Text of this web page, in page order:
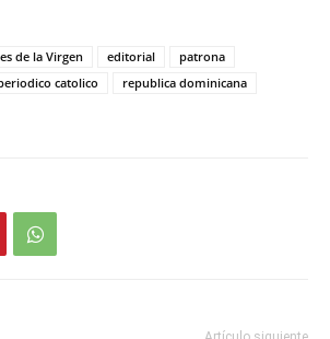
de la Virgen editorial
patrona
catolico
republica dominicana